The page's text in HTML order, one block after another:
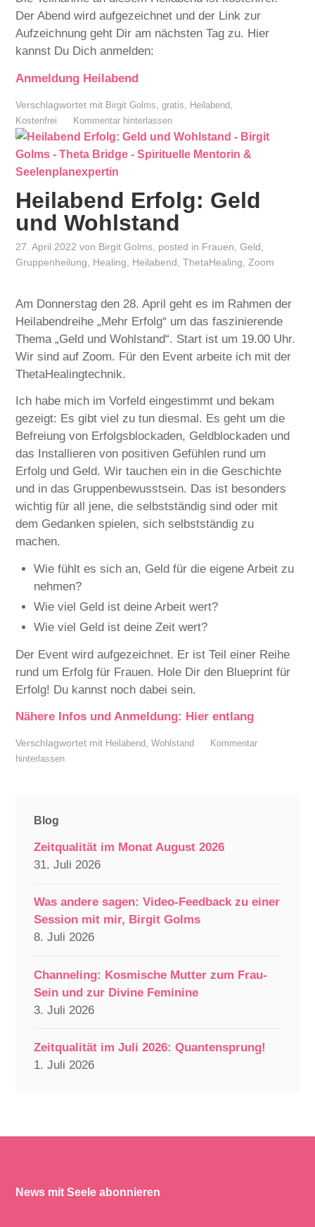
Der Abend wird aufgezeichnet und der Link zur
Aufzeichnung geht Dir am nächsten Tag zu. Hier
kannst Du Dich anmelden:
Anmeldung Heilabend
Verschlagwortet mit Birgit Golms ,gratis Heilabend
Kostenfrei Kommentar hinterlassen
Heilabend Erfolg: Geld
und Wohlstand
27. April 2022 von Birgit Golms , posted in Frauen ,Geld
Gruppenheilung
Healing Heilabend ,ThetaHealing Zoom
Am Donnerstag den 28. April geht es im Rahmen der
Heilabendreihe „Mehr Erfolg“ um das faszinierende
Thema „Geld und Wohlstand“. Start ist um 19.00 Uhr.
Wir sind auf Zoom. Für den Event arbeite ich mit der
ThetaHealingtechnik.
Ich habe mich im Vorfeld eingestimmt und bekam
gezeigt: Es gibt viel zu tun diesmal. Es geht um die
Befreiung von Erfolgsblockaden, Geldblockaden und
das Installieren von positiven Gefühlen rund um
Erfolg und Geld. Wir tauchen ein in die Geschichte
und in das Gruppenbewusstsein. Das ist besonders
wichtig für all jene, die selbstständig sind oder mit
dem Gedanken spielen, sich selbstständig zu
machen.
Wie fühlt es sich an, Geld für die eigene Arbeit zu
nehmen?
Wie viel Geld ist deine Arbeit wert?
Wie viel Geld ist deine Zeit wert?
Der Event wird aufgezeichnet. Er ist Teil einer Reihe
rund um Erfolg für Frauen. Hole Dir den Blueprint für
Erfolg! Du kannst noch dabei sein.
Nähere Infos und Anmeldung: Hier entlang
Verschlagwortet mit Heilabend ,Wohlstand
Kommentar
hinterlassen
Blog
Zeitqualität im Monat August 2026
31. Juli 2026
Was andere sagen: Video-Feedback zu einer
Session mit mir, Birgit Golms
8. Juli 2026
Channeling: Kosmische Mutter zum Frau-
Sein und zur Divine Feminine
3. Juli 2026
Zeitqualität im Juli 2026: Quantensprung!
1. Juli 2026
News mit Seele abonnieren